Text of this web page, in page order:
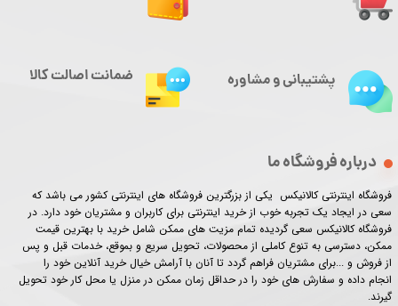
درباره فروشگاه ما
فروشگاه اینترنتی کالانیکس یکی از بزرگترین فروشگاه های اینترنتی کشور می باشد که
سعی در ایجاد یک تجربه خوب از خرید اینترنتی برای کاربران و مشتریان خود دارد. در
فروشگاه کالانیکس سعی گردیده تمام مزیت های ممکن شامل خرید با بهترین قیمت
ممکن، دسترسی به تنوع کاملی از محصولات، تحویل سریع و بموقع، خدمات قبل و پس
از فروش و ...برای مشتریان فراهم گردد تا آنان با آرامش خیال خرید آنلاین خود را
انجام داده و سفارش های خود را در حداقل زمان ممکن در منزل یا محل کار خود تحویل
گیرند.​​​​​​​
پشتیبانی و مشاوره ضمانت اصالت کالا